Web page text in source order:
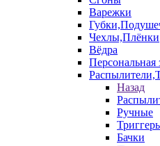
Варежки
Чехлы,Плёнки
Вёдра
Персональная
Назад
Ручные
Бачки